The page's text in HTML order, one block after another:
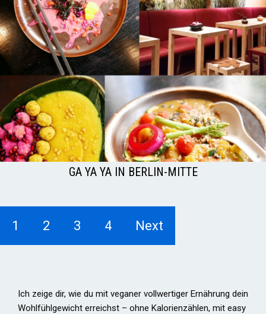
GA YA YA IN BERLIN-MITTE
1 2 3 4 Next
Ich zeige dir, wie du mit veganer vollwertiger Ernährung dein
Wohlfühlgewicht erreichst – ohne Kalorienzählen, mit easy